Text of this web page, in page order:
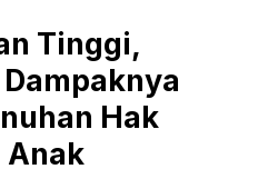
Tinggi,
Hak
Anak